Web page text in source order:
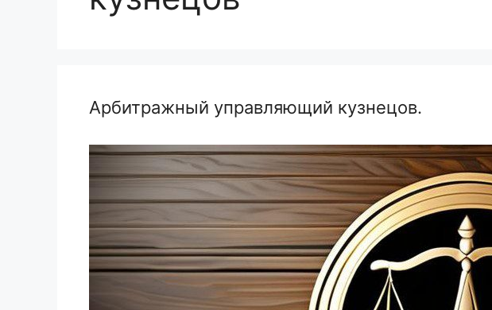
Арбитражный управляющий кузнецов.